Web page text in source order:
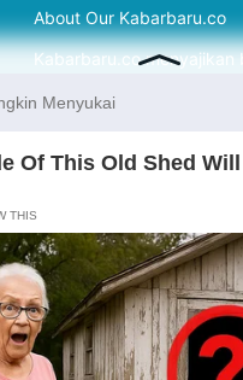
About Our Kabarbaru.co
Kabarbaru.co menyajikan
serta terverifikasi dari
Follow Kabarbaru
Kabarbaru.co